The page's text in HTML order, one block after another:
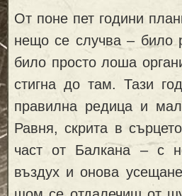
От поне пет години
нещо се случва – било
било просто лоша
стигна до там. Тази
правилна редица и
Равня, скрита в
част от Балкана – с
въздух и онова